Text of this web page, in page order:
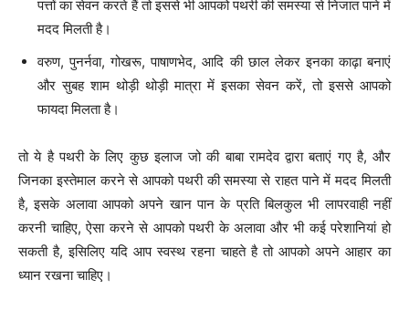
पत्तों का सेवन करते हैं तो इससे भी आपको पथरी की समस्या से निजात पाने में
मदद मिलती है।
वरुण, पुनर्नवा, गोखरू, पाषाणभेद, आदि की छाल लेकर इनका काढ़ा बनाएं
और सुबह शाम थोड़ी थोड़ी मात्रा में इसका सेवन करें, तो इससे आपको
फायदा मिलता है।
तो ये है पथरी के लिए कुछ इलाज जो की बाबा रामदेव द्वारा बताएं गए है, और
जिनका इस्तेमाल करने से आपको पथरी की समस्या से राहत पाने में मदद मिलती
है, इसके अलावा आपको अपने खान पान के प्रति बिलकुल भी लापरवाही नहीं
करनी चाहिए, ऐसा करने से आपको पथरी के अलावा और भी कई परेशानियां हो
सकती है, इसिलिए यदि आप स्वस्थ रहना चाहते है तो आपको अपने आहार का
ध्यान रखना चाहिए।